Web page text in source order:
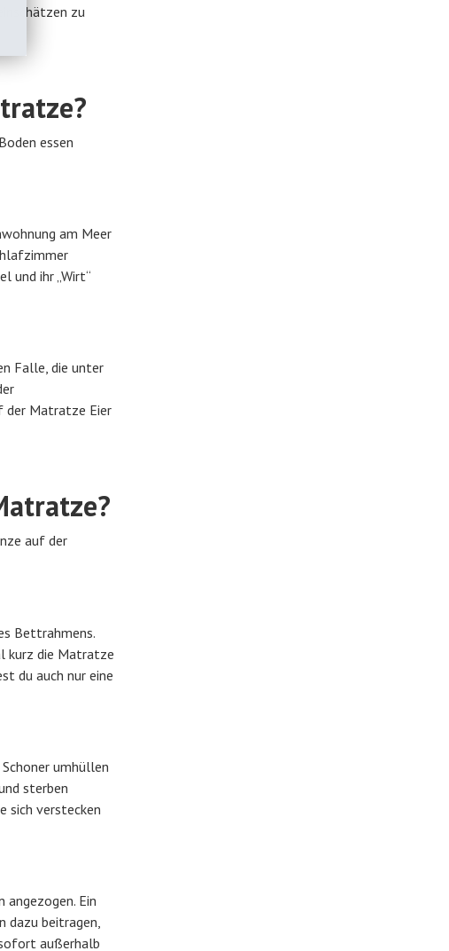
zu
essen
am Meer
und ihr „Wirt“
Falle, die unter
der Matratze Eier
auf der
Bettrahmens.
kurz die Matratze
du auch nur eine
umhüllen
sterben
sich verstecken
Ein
dazu beitragen,
außerhalb